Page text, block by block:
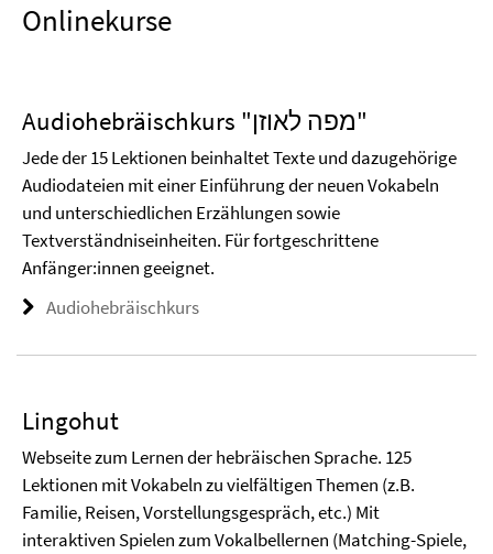
Onlinekurse
Audiohebräischkurs "מפה לאוזן"
Jede der 15 Lektionen beinhaltet Texte und dazugehörige
Audiodateien mit einer Einführung der neuen Vokabeln
und unterschiedlichen Erzählungen sowie
Textverständniseinheiten. Für fortgeschrittene
Anfänger:innen geeignet.
Audiohebräischkurs
Lingohut
Webseite zum Lernen der hebräischen Sprache. 125
Lektionen mit Vokabeln zu vielfältigen Themen (z.B.
Familie, Reisen, Vorstellungsgespräch, etc.) Mit
interaktiven Spielen zum Vokalbellernen (Matching-Spiele,